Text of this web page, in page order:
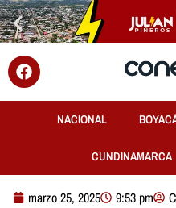
NACIONAL
CUNDINAMARCA
marzo 25, 2025 9:53 pm